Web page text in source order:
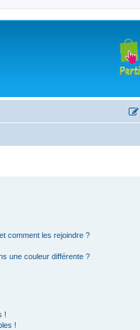
comment les rejoindre ?
une couleur différente ?
!
!